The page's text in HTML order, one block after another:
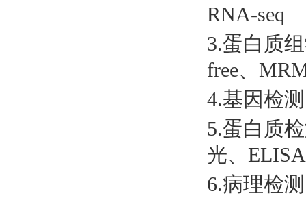
RNA-seq
3.蛋白质
free、
4.基因检
5.蛋白质
光、ELISA
6.病理检